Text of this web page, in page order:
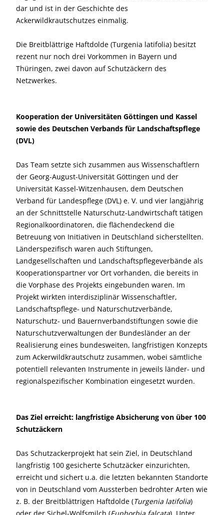
dar und ist in der Geschichte des
Ackerwildkrautschutzes einmalig.
Die Breitblättrige Haftdolde (Turgenia latifolia) besitzt
rezent nur noch drei Vorkommen in Bayern und
Thüringen, zwei davon auf Schutzäckern des
Netzwerkes.
Kooperation der Universitäten Göttingen und Kassel
sowie des Deutschen Verbands für Landschaftspflege
(DVL)
Das Team setzte sich zusammen aus Wissenschaftlern
der Georg-August-Universität Göttingen und der
Universität Kassel-Witzenhausen, dem Deutschen
Verband für Landespflege (DVL) e. V. und vier langjährig
an der Schnittstelle Naturschutz-Landwirtschaft tätigen
Regionalkoordinatoren, die flächendeckend die
Betreuung von Initiativen in Deutschland sicherstellten.
Länderspezifisch waren auch Stiftungen,
Landgesellschaften und Landschaftspflegeverbände als
Kooperationspartner vor Ort vorhanden, die bereits in
die Vorphase des Projekts eingebunden waren. Im
Projekt wirkten interdisziplinär Wissenschaftler,
Landschaftspflege- und Naturschutzverbände,
Naturschutz- und Bauernverbandstiftungen sowie die
Naturschutzverwaltungen der Bundesländer an der
Realisierung eines bundesweiten, langfristigen Konzepts
zum Ackerwildkrautschutz zusammen, wobei sämtliche
potentiell relevanten Instrumente in jeweils länder- und
regionalspezifischer Kombination eingesetzt wurden.
Das Ziel erreicht: langfristige Absicherung von über 100
Schutzäckern
Das Schutzackerprojekt hat sein Ziel, in Deutschland
langfristig 100 gesicherte Schutzäcker einzurichten,
erreicht und sichert u.a. die letzten bekannten Standorte
von in Deutschland vom Aussterben bedrohter Arten wie
z. B. der Breitblättrigen Haftdolde (Turgenia latifolia)